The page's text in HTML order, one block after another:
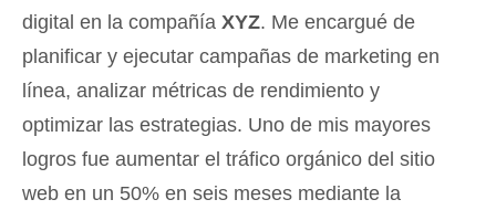
digital en la compañía XYZ. Me encargué de
planificar y ejecutar campañas de marketing en
línea, analizar métricas de rendimiento y
optimizar las estrategias. Uno de mis mayores
logros fue aumentar el tráfico orgánico del sitio
web en un 50% en seis meses mediante la